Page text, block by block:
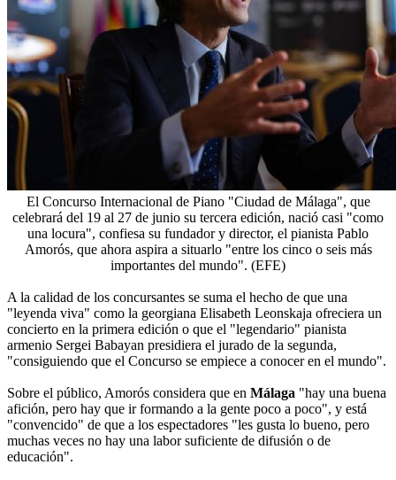
El Concurso Internacional de Piano "Ciudad de Málaga", que
celebrará del 19 al 27 de junio su tercera edición, nació casi "como
una locura", confiesa su fundador y director, el pianista Pablo
Amorós, que ahora aspira a situarlo "entre los cinco o seis más
importantes del mundo". (EFE)
A la calidad de los concursantes se suma el hecho de que una
"leyenda viva" como la georgiana Elisabeth Leonskaja ofreciera un
concierto en la primera edición o que el "legendario" pianista
armenio Sergei Babayan presidiera el jurado de la segunda,
"consiguiendo que el Concurso se empiece a conocer en el mundo".
Sobre el público, Amorós considera que en Málaga "hay una buena
afición, pero hay que ir formando a la gente poco a poco", y está
"convencido" de que a los espectadores "les gusta lo bueno, pero
muchas veces no hay una labor suficiente de difusión o de
educación".